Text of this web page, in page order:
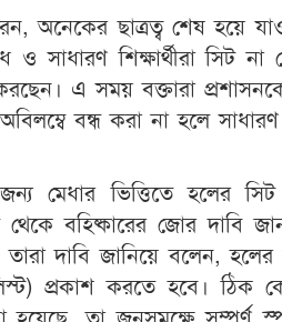
অনেকের ছাত্রত্ব শেষ হয়ে
শিক্ষার্থীরা সিট না
এ সময় বক্তারা
বন্ধ করা না হলে সাধারণ
জন্য মেধার ভিত্তিতে হলের
বহিষ্কারের জোর দাবি
দাবি জানিয়ে বলেন, হলের
প্রকাশ করতে হবে। ঠিক